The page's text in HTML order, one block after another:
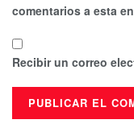
comentarios a esta
Recibir un correo